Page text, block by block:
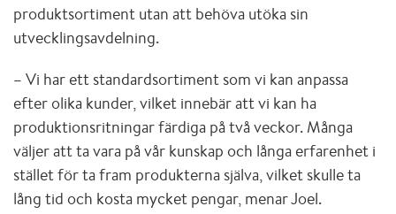
produktsortiment utan att behöva utöka sin
utvecklingsavdelning.
– Vi har ett standardsortiment som vi kan anpassa
efter olika kunder, vilket innebär att vi kan ha
produktionsritningar färdiga på två veckor. Många
väljer att ta vara på vår kunskap och långa erfarenhet i
stället för ta fram produkterna själva, vilket skulle ta
lång tid och kosta mycket pengar, menar Joel.